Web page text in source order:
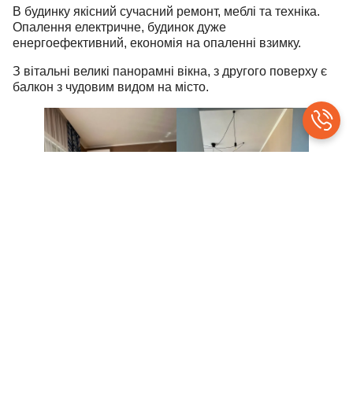
В будинку якісний сучасний ремонт, меблі та техніка.
Опалення електричне, будинок дуже
енергоефективний, економія на опаленні взимку.
З вітальні великі панорамні вікна, з другого поверху є
балкон з чудовим видом на місто.